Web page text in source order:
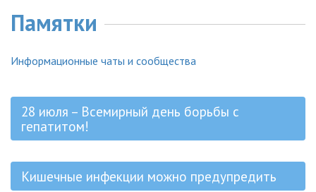
Памятки
Информационные чаты и сообщества
28 июля – Всемирный день борьбы с
гепатитом!
Кишечные инфекции можно предупредить